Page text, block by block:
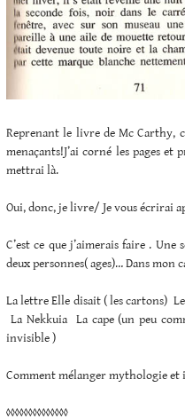
Reprenant le livre de Mc Carthy,
menaçants!J’ai corné les pages
mettrai là.
Oui, donc, je livre/ Je vous écrirai
C’est ce que j’aimerais faire .
deux personnes( ages)… Dans mon
La lettre Elle disait ( les cartons)
La Nekkuia La cape (un peu
invisible )
Comment mélanger mythologie et
◊◊◊◊◊◊◊◊◊◊◊◊◊◊